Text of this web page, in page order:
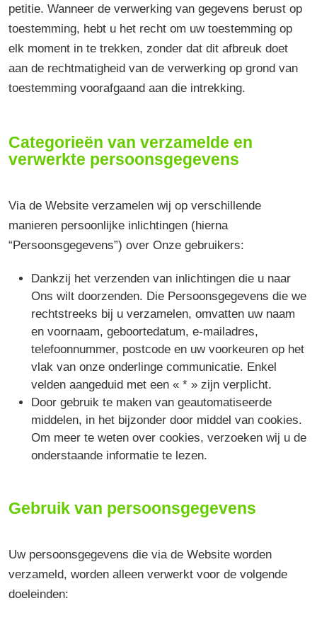
petitie. Wanneer de verwerking van gegevens berust op
toestemming, hebt u het recht om uw toestemming op
elk moment in te trekken, zonder dat dit afbreuk doet
aan de rechtmatigheid van de verwerking op grond van
toestemming voorafgaand aan die intrekking.
Categorieën van verzamelde en
verwerkte persoonsgegevens
Via de Website verzamelen wij op verschillende
manieren persoonlijke inlichtingen (hierna
“Persoonsgegevens”) over Onze gebruikers:
Dankzij het verzenden van inlichtingen die u naar
Ons wilt doorzenden. Die Persoonsgegevens die we
rechtstreeks bij u verzamelen, omvatten uw naam
en voornaam, geboortedatum, e-mailadres,
telefoonnummer, postcode en uw voorkeuren op het
vlak van onze onderlinge communicatie. Enkel
velden aangeduid met een « * » zijn verplicht.
Door gebruik te maken van geautomatiseerde
middelen, in het bijzonder door middel van cookies.
Om meer te weten over cookies, verzoeken wij u de
onderstaande informatie te lezen.
Gebruik van persoonsgegevens
Uw persoonsgegevens die via de Website worden
verzameld, worden alleen verwerkt voor de volgende
doeleinden: